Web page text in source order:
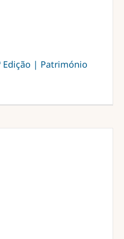
Edição | Património